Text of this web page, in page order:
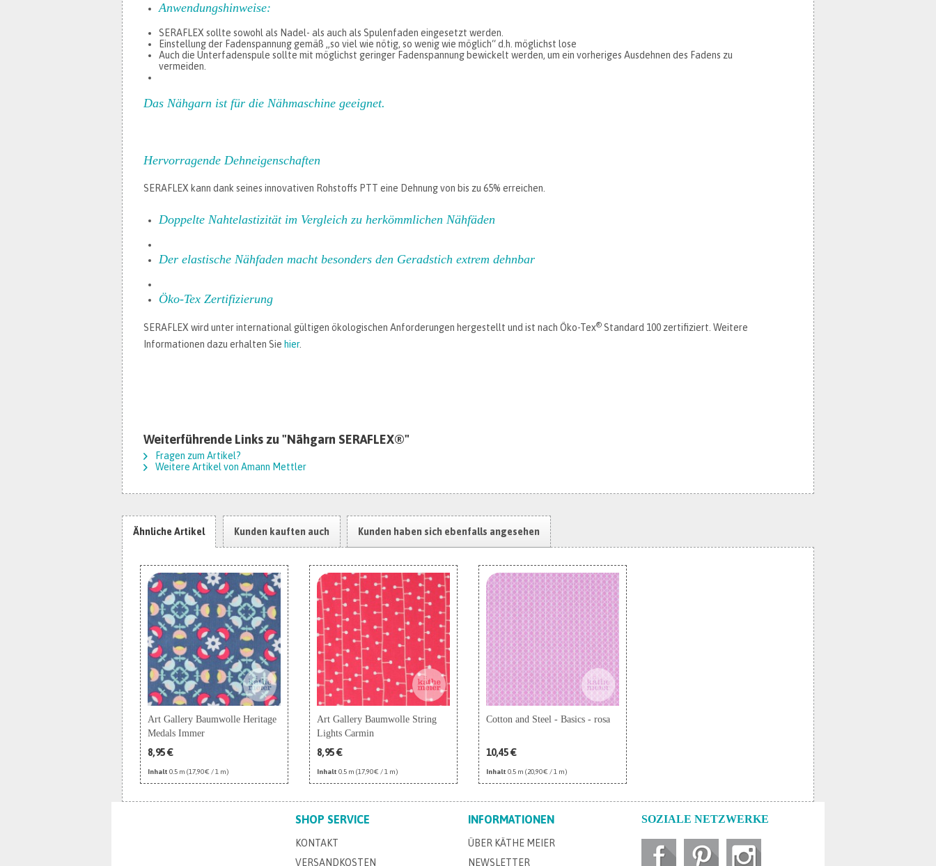
Anwendungshinweise:
SERAFLEX sollte sowohl als Nadel- als auch als Spulenfaden eingesetzt werden.
Einstellung der Fadenspannung gemäß „so viel wie nötig, so wenig wie möglich“ d.h. möglichst lose
Auch die Unterfadenspule sollte mit möglichst geringer Fadenspannung bewickelt werden, um ein vorheriges Ausdehnen des Fadens zu
vermeiden.
Das Nähgarn ist für die Nähmaschine geeignet.
Hervorragende Dehneigenschaften
SERAFLEX kann dank seines innovativen Rohstoffs PTT eine Dehnung von bis zu 65% erreichen.
Doppelte Nahtelastizität im Vergleich zu herkömmlichen Nähfäden
Der elastische Nähfaden macht besonders den Geradstich extrem dehnbar
Öko-Tex Zertifizierung
SERAFLEX wird unter international gültigen ökologischen Anforderungen hergestellt und ist nach Öko-Tex® Standard 100 zertifiziert. Weitere
Informationen dazu erhalten Sie hier.
Weiterführende Links zu "Nähgarn SERAFLEX®"
Fragen zum Artikel?
Weitere Artikel von Amann Mettler
Ähnliche Artikel Kunden kauften auch Kunden haben sich ebenfalls angesehen
Art Gallery Baumwolle Heritage
Medals Immer
8,95 €
Inhalt 0.5 m (17,90 € / 1 m)
Art Gallery Baumwolle String
Lights Carmin
8,95 €
Inhalt 0.5 m (17,90 € / 1 m)
Cotton and Steel - Basics - rosa
10,45 €
Inhalt 0.5 m (20,90 € / 1 m)
SHOP SERVICE
KONTAKT
VERSANDKOSTEN
INFORMATIONEN
ÜBER KÄTHE MEIER
NEWSLETTER
SOZIALE NETZWERKE